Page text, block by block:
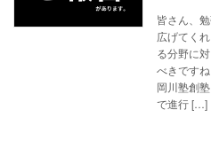
皆さん、
広げてく
る分野に
べきです
岡川塾創
で進行 […]